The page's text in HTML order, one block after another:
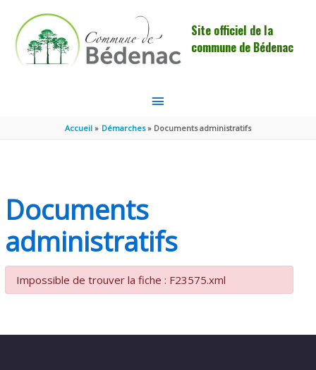
Site officiel de la
commune de Bédenac
MENU
PRINCIPAL
Accueil Démarches Documents administratifs
Documents
administratifs
Impossible de trouver la fiche : F23575.xml